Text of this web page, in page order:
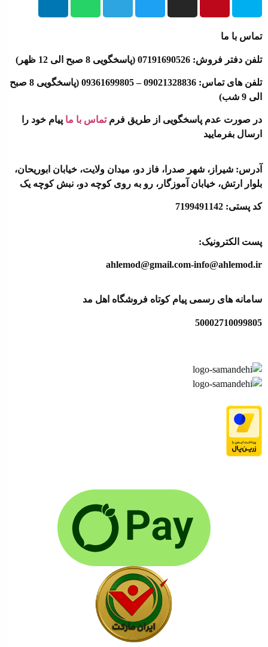
تماس با ما
تلفن دفتر فروش: 07191690526 (پاسخگویی 8 صبح الی 12 ظهر)
تلفن های تماس: 09021328836 – 09361699805 (پاسخگویی 8 صبح
الی 9 شب)
در صورت عدم پاسخگویی از طریق فرمتماس با ما پیام خود را
ارسال بفرمایید
آدرس: شیراز، شهر صدرا، فاز دو، میدان ولایت، خیابان ابوریحان،
بلوار ارتش، خیابان آموزگار، رو به روی کوچه دو، نبش کوچه یک
کد پستی: 7199491142
پست الکترونیک:
ahlemod@gmail.com-info@ahlemod.ir​
سامانه های رسمی پیام کوتاه فروشگاه اهل مد
50002710099805